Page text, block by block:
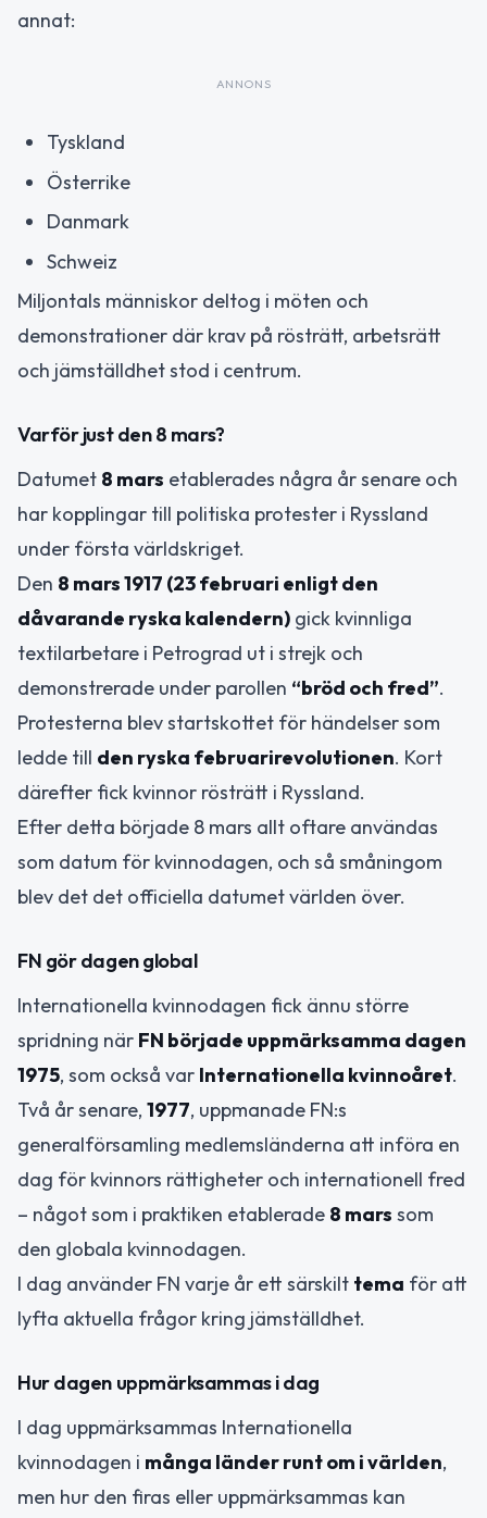
annat:
ANNONS
Tyskland
Österrike
Danmark
Schweiz
Miljontals människor deltog i möten och
demonstrationer där krav på rösträtt, arbetsrätt
och jämställdhet stod i centrum.
Varför just den 8 mars?
Datumet 8 mars etablerades några år senare och
har kopplingar till politiska protester i Ryssland
under första världskriget.
Den 8 mars 1917 (23 februari enligt den
dåvarande ryska kalendern) gick kvinnliga
textilarbetare i Petrograd ut i strejk och
demonstrerade under parollen “bröd och fred”.
Protesterna blev startskottet för händelser som
ledde till den ryska februarirevolutionen. Kort
därefter fick kvinnor rösträtt i Ryssland.
Efter detta började 8 mars allt oftare användas
som datum för kvinnodagen, och så småningom
blev det det officiella datumet världen över.
FN gör dagen global
Internationella kvinnodagen fick ännu större
spridning när FN började uppmärksamma dagen
1975, som också var Internationella kvinnoåret.
Två år senare, 1977, uppmanade FN:s
generalförsamling medlemsländerna att införa en
dag för kvinnors rättigheter och internationell fred
– något som i praktiken etablerade 8 mars som
den globala kvinnodagen.
I dag använder FN varje år ett särskilt tema för att
lyfta aktuella frågor kring jämställdhet.
Hur dagen uppmärksammas i dag
I dag uppmärksammas Internationella
kvinnodagen i många länder runt om i världen,
men hur den firas eller uppmärksammas kan